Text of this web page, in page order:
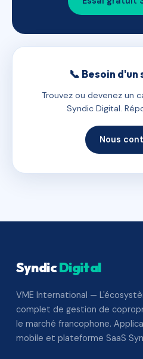
📞 Besoin d'un
Trouvez ou devenez un
Syndic Digital.
Nous
SyndicDigital
VME International —
complet de gestion de
le marché francophone.
mobile et plateforme SaaS